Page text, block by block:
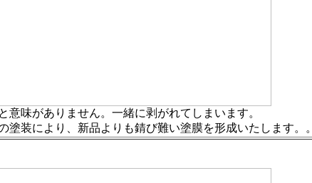
味がありません。一緒に剥がれてしまいます。
装により、新品よりも錆び難い塗膜を形成いたします。。